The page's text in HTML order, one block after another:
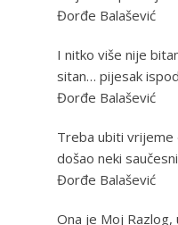
Đorđe Balašević
I nitko više nije
sitan… pijesak
Đorđe Balašević
Treba ubiti
došao neki
Đorđe Balašević
Ona je Moj Razlog,